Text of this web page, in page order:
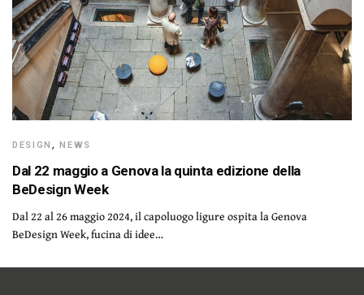
DESIGN ,NEWS
Dal 22 maggio a Genova la quinta edizione della
BeDesign Week
Dal 22 al 26 maggio 2024, il capoluogo ligure ospita la Genova
BeDesign Week, fucina di idee…